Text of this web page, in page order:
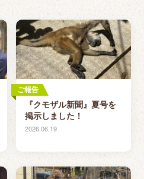
ご報告
『クモザル新聞』夏号を
掲示しました！
2026.06.19